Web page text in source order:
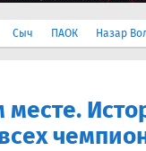
Сыч ПАОК Назар